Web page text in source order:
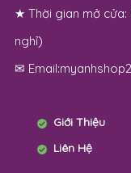
★ Thời gian mở cửa:
nghỉ)
✉
Giới Thiệu
Liên Hệ